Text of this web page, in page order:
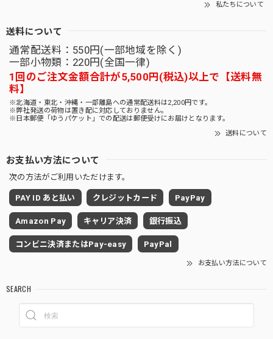
私たちについて
送料について
通常配送料：550円(一部地域を除く)
一部小物類：220円(全国一律)
1回のご注文金額合計が5,500円(税込)以上で【送料無
料】
※北海道・東北・沖縄・一部離島への通常配送料は2,200円です。
※弊社発送の荷物は置き配に対応しておりません。
※日本郵便「ゆうパケット」での配送は郵便受けにお届けとなります。
送料について
お支払い方法について
次の方法がご利用いただけます。
PAY ID あと払い クレジットカード PayPay
Amazon Pay キャリア決済 銀行振込
コンビニ決済またはPay-easy PayPal
お支払い方法について
SEARCH